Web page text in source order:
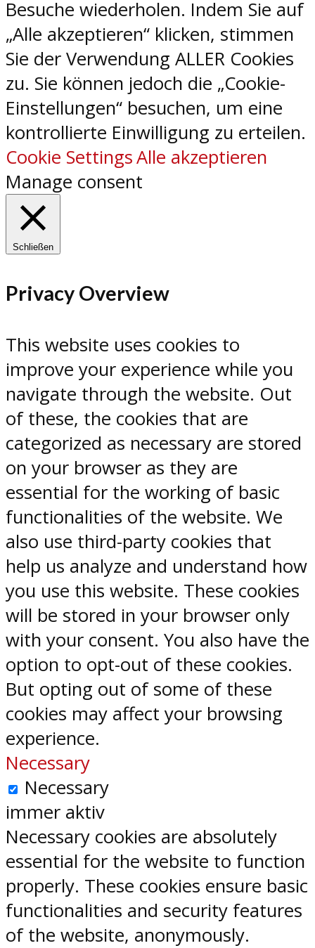
Besuche wiederholen. Indem Sie auf
„Alle akzeptieren“ klicken, stimmen
Sie der Verwendung ALLER Cookies
zu. Sie können jedoch die „Cookie-
Einstellungen“ besuchen, um eine
kontrollierte Einwilligung zu erteilen.
Cookie SettingsAlle akzeptieren
Manage consent
Schließen
Privacy Overview
This website uses cookies to
improve your experience while you
navigate through the website. Out
of these, the cookies that are
categorized as necessary are stored
on your browser as they are
essential for the working of basic
functionalities of the website. We
also use third-party cookies that
help us analyze and understand how
you use this website. These cookies
will be stored in your browser only
with your consent. You also have the
option to opt-out of these cookies.
But opting out of some of these
cookies may affect your browsing
experience.
Necessary
Necessary
immer aktiv
Necessary cookies are absolutely
essential for the website to function
properly. These cookies ensure basic
functionalities and security features
of the website, anonymously.